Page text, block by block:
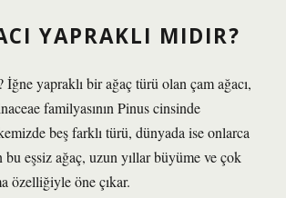
YAPRAKLI MIDIR?
İğne yapraklı bir ağaç türü olan çam ağacı,
familyasının Pinus cinsinde
beş farklı türü, dünyada ise onlarca
bu eşsiz ağaç, uzun yıllar büyüme ve çok
özelliğiyle öne çıkar.